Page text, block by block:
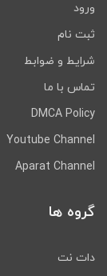
ورود
ثبت نام
شرایط و ضوابط
تماس با ما
DMCA Policy
Youtube Channel
Aparat Channel
گروه ها
دات نت